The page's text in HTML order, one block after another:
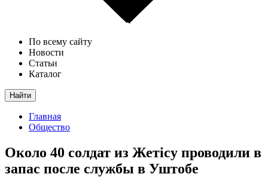
По всему сайту
Новости
Статьи
Каталог
Найти
Главная
Общество
Около 40 солдат из Жетісу проводили в
запас после службы в Уштобе